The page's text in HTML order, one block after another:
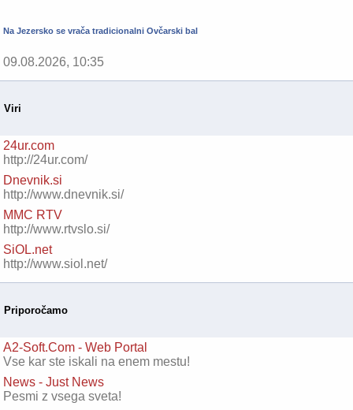
Na Jezersko se vrača tradicionalni Ovčarski bal
09.08.2026, 10:35
Viri
24ur.com
http://24ur.com/
Dnevnik.si
http://www.dnevnik.si/
MMC RTV
http://www.rtvslo.si/
SiOL.net
http://www.siol.net/
Priporočamo
A2-Soft.Com - Web Portal
Vse kar ste iskali na enem mestu!
News - Just News
Pesmi z vsega sveta!